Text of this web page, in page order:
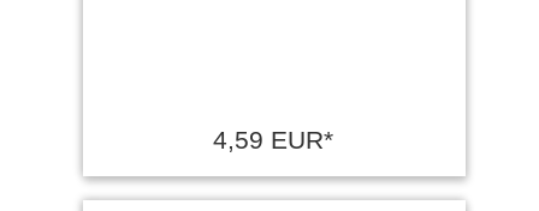
4,59 EUR*